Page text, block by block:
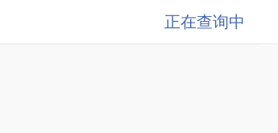
正在查询中